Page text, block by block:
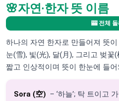
🌸자연·한자 뜻 이름
🎰 전체 돌
하나의 자연 한자로 만들어져 뜻
눈(雪), 빛(光), 달(月), 그리고 벚꽃(
짧고 인상적이며 뜻이 한눈에 들
Sora (空) – ‘하늘’; 탁 트이고